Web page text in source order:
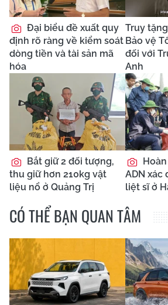
Đại biểu đề xuất quy
định rõ ràng về kiểm soát
dòng tiền và tài sản mã
hóa
Truy
Bảo vệ
đối với
Anh
Bắt giữ 2 đối tượng,
thu giữ hơn 210kg vật
liệu nổ ở Quảng Trị
ADN xác
liệt sĩ ở
CÓ THỂ BẠN QUAN TÂM